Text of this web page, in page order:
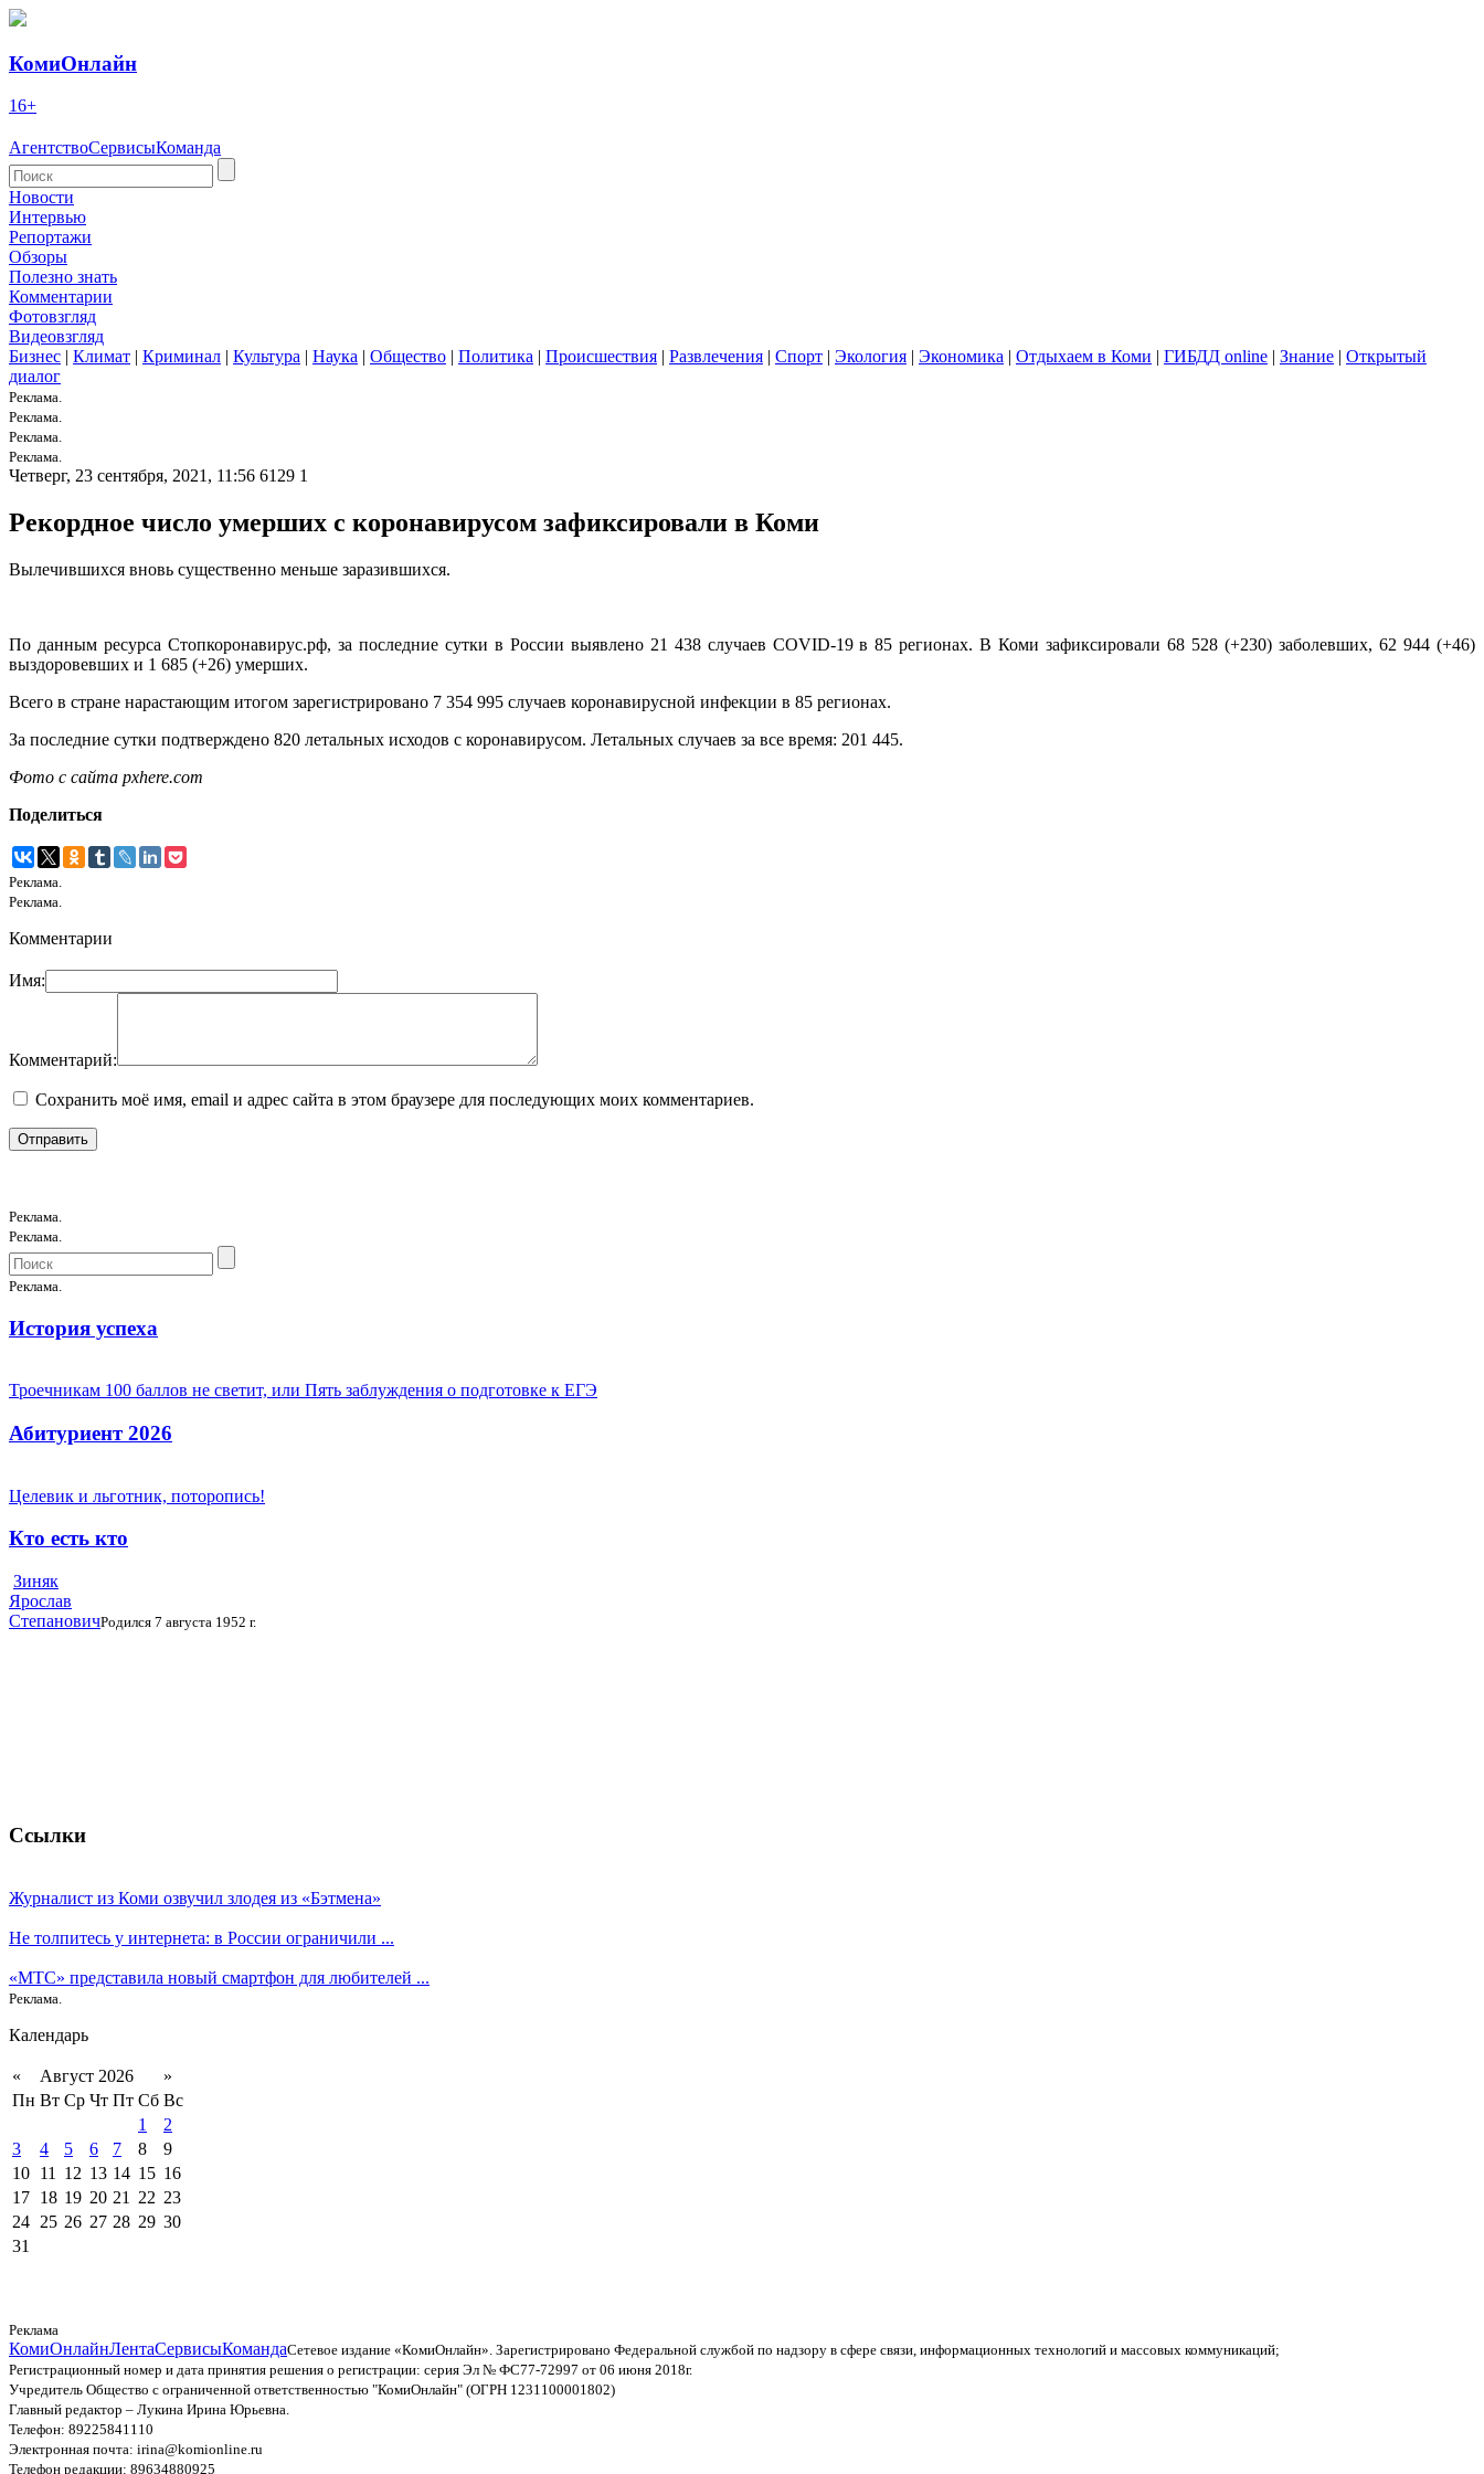
КомиОнлайн
16+
АгентствоСервисыКоманда
Новости
Интервью
Репортажи
Обзоры
Полезно знать
Комментарии
Фотовзгляд
Видеовзгляд
Бизнес | Климат | Криминал | Культура | Наука | Общество | Политика | Происшествия | Развлечения | Спорт | Экология | Экономика | Отдыхаем в Коми | ГИБДД online | Знание | Открытый
диалог
Реклама.
Реклама.
Реклама.
Реклама.
Четверг, 23 сентября, 2021, 11:56 6129 1
Рекордное число умерших с коронавирусом зафиксировали в Коми
Вылечившихся вновь существенно меньше заразившихся.
По данным ресурса Стопкоронавирус.рф, за последние сутки в России выявлено 21 438 случаев COVID-19 в 85 регионах. В Коми зафиксировали 68 528 (+230) заболевших, 62 944 (+46)
выздоровевших и 1 685 (+26) умерших.
Всего в стране нарастающим итогом зарегистрировано 7 354 995 случаев коронавирусной инфекции в 85 регионах.
За последние сутки подтверждено 820 летальных исходов с коронавирусом. Летальных случаев за все время: 201 445.
Фото с сайта pxhere.com
Поделиться
Реклама.
Реклама.
Комментарии
Имя:
Комментарий:
Сохранить моё имя, email и адрес сайта в этом браузере для последующих моих комментариев.
Реклама.
Реклама.
Реклама.
История успеха
Троечникам 100 баллов не светит, или Пять заблуждения о подготовке к ЕГЭ
Абитуриент 2026
Целевик и льготник, поторопись!
Кто есть кто
Зиняк
Ярослав
СтепановичРодился 7 августа 1952 г.
Ссылки
Журналист из Коми озвучил злодея из «Бэтмена»
Не толпитесь у интернета: в России ограничили ...
«МТС» представила новый смартфон для любителей ...
Реклама.
Календарь
« Август 2026
»
Пн Вт Ср Чт Пт Сб Вс
1
2
3
4 5 6 7 8
9
10 11 12 13 14 15 16
17 18 19 20 21 22 23
24 25 26 27 28 29 30
31
Реклама
КомиОнлайнЛентаСервисыКомандаСетевое издание «КомиОнлайн». Зарегистрировано Федеральной службой по надзору в сфере связи, информационных технологий и массовых коммуникаций;
Регистрационный номер и дата принятия решения о регистрации: серия Эл № ФС77-72997 от 06 июня 2018г.
Учредитель Общество с ограниченной ответственностью "КомиОнлайн" (ОГРН 1231100001802)
Главный редактор – Лукина Ирина Юрьевна.
Телефон: 89225841110
Электронная почта: irina@komionline.ru
Телефон редакции: 89634880925